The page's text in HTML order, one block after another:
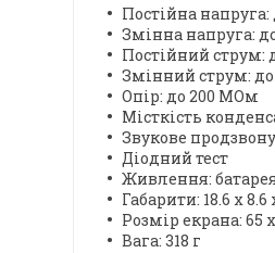
Постійна напруга:
Змінна напруга:
Постійний струм:
Змінний струм: до
Опір: до 200 МОм
Місткість
Звукове
Діодний тест
Живлення:
Габарити: 18.6 х 8.6
Розмір екрана: 65
Вага: 318 г